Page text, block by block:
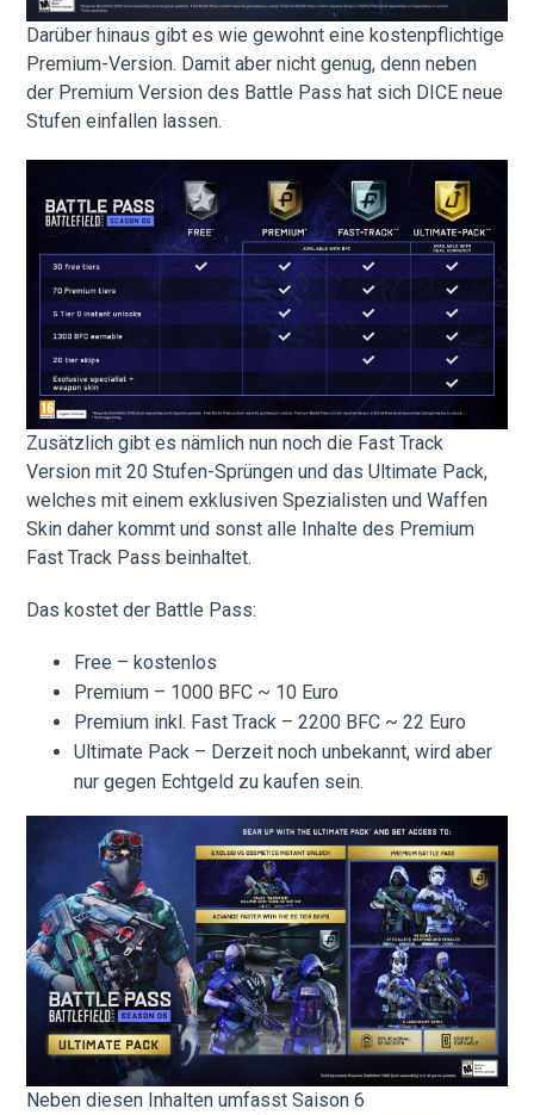
Darüber hinaus gibt es wie gewohnt eine kostenpflichtige
Premium-Version. Damit aber nicht genug, denn neben
der Premium Version des Battle Pass hat sich DICE neue
Stufen einfallen lassen.
Zusätzlich gibt es nämlich nun noch die Fast Track
Version mit 20 Stufen-Sprüngen und das Ultimate Pack,
welches mit einem exklusiven Spezialisten und Waffen
Skin daher kommt und sonst alle Inhalte des Premium
Fast Track Pass beinhaltet.
Das kostet der Battle Pass:
Free – kostenlos
Premium – 1000 BFC ~ 10 Euro
Premium inkl. Fast Track – 2200 BFC ~ 22 Euro
Ultimate Pack – Derzeit noch unbekannt, wird aber
nur gegen Echtgeld zu kaufen sein.
Neben diesen Inhalten umfasst Saison 6